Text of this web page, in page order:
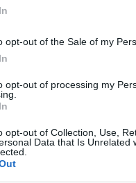
opt-out of the Sale of my
opt-out of processing my
opt-out of Collection, Use,
Data that Is Unrelated